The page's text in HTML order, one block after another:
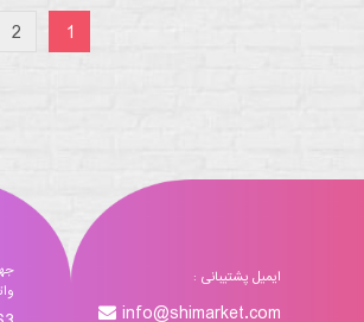
1
2
ایمیل پشتیبانی :
info@shimarket.com